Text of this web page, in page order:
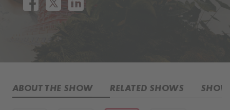
ABOUT THE SHOW RELATED SHOWS